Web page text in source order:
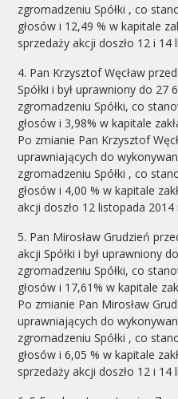
zgromadzeniu Spółki , co
głosów i 12,49 % w kapitale
sprzedaży akcji doszło 12 i 14
4. Pan Krzysztof Węcław
Spółki i był uprawniony do 27
zgromadzeniu Spółki, co
głosów i 3,98% w kapitale
Po zmianie Pan Krzysztof
uprawniających do
zgromadzeniu Spółki , co
głosów i 4,00 % w kapitale
akcji doszło 12 listopada 2014
5. Pan Mirosław Grudzień
akcji Spółki i był uprawniony
zgromadzeniu Spółki, co
głosów i 17,61% w kapitale
Po zmianie Pan Mirosław
uprawniających do
zgromadzeniu Spółki , co
głosów i 6,05 % w kapitale
sprzedaży akcji doszło 12 i 14